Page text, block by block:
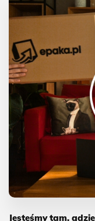
Jesteśmy tam,